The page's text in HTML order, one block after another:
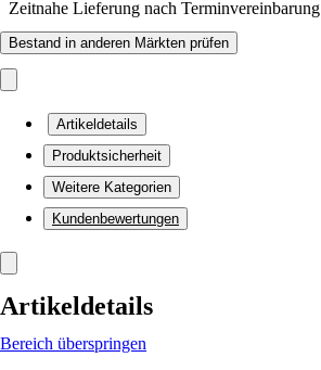
Zeitnahe Lieferung nach Terminvereinbarung
Bestand in anderen Märkten prüfen
Artikeldetails
Produktsicherheit
Weitere Kategorien
Kundenbewertungen
Artikeldetails
Bereich überspringen